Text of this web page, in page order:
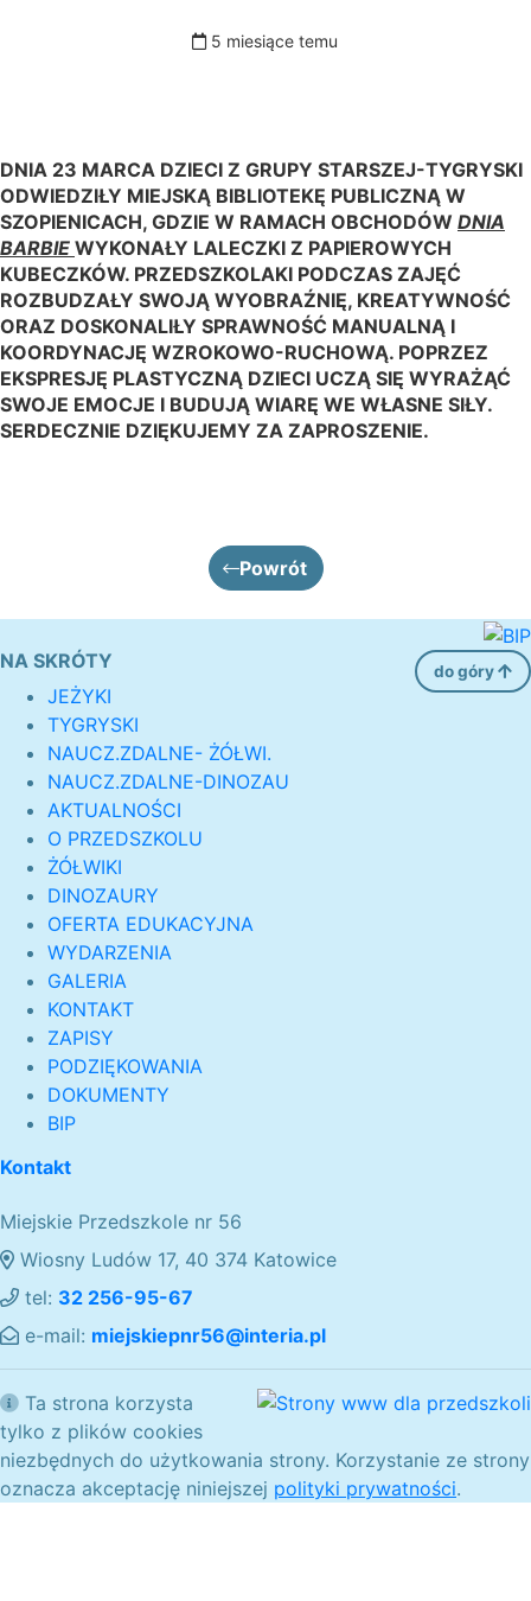
5 miesiące temu
DNIA 23 MARCA DZIECI Z GRUPY STARSZEJ-TYGRYSKI
ODWIEDZIŁY MIEJSKĄ BIBLIOTEKĘ PUBLICZNĄ W
SZOPIENICACH, GDZIE W RAMACH OBCHODÓW DNIA
BARBIE WYKONAŁY LALECZKI Z PAPIEROWYCH
KUBECZKÓW. PRZEDSZKOLAKI PODCZAS ZAJĘĆ
ROZBUDZAŁY SWOJĄ WYOBRAŹNIĘ, KREATYWNOŚĆ
ORAZ DOSKONALIŁY SPRAWNOŚĆ MANUALNĄ I
KOORDYNACJĘ WZROKOWO-RUCHOWĄ. POPRZEZ
EKSPRESJĘ PLASTYCZNĄ DZIECI UCZĄ SIĘ WYRAŻĄĆ
SWOJE EMOCJE I BUDUJĄ WIARĘ WE WŁASNE SIŁY.
SERDECZNIE DZIĘKUJEMY ZA ZAPROSZENIE.
Powrót
NA SKRÓTY do góry
JEŻYKI
TYGRYSKI
NAUCZ.ZDALNE- ŻÓŁWI.
NAUCZ.ZDALNE-DINOZAU
AKTUALNOŚCI
O PRZEDSZKOLU
ŻÓŁWIKI
DINOZAURY
OFERTA EDUKACYJNA
WYDARZENIA
GALERIA
KONTAKT
ZAPISY
PODZIĘKOWANIA
DOKUMENTY
BIP
Kontakt
Miejskie Przedszkole nr 56
Wiosny Ludów 17, 40 374 Katowice
tel: 32 256-95-67
e-mail: miejskiepnr56@interia.pl
Ta strona korzysta
tylko z plików cookies
niezbędnych do użytkowania strony. Korzystanie ze strony
oznacza akceptację niniejszej polityki prywatności.